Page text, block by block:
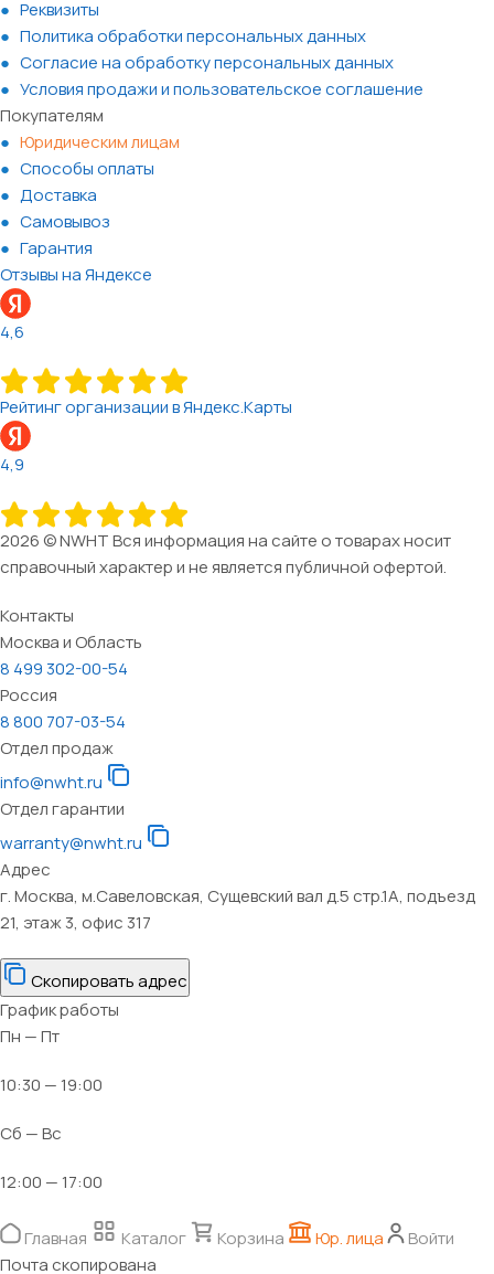
Реквизиты
Политика обработки персональных данных
Согласие на обработку персональных данных
Условия продажи и пользовательское соглашение
Покупателям
Юридическим лицам
Способы оплаты
Доставка
Самовывоз
Гарантия
Отзывы на Яндексе
4,6
Рейтинг организации в Яндекс.Карты
4,9
2026 © NWHT Вся информация на сайте о товарах носит
справочный характер и не является публичной офертой.
Контакты
Москва и Область
8 499 302-00-54
Россия
8 800 707-03-54
Отдел продаж
info@nwht.ru
Отдел гарантии
warranty@nwht.ru
Адрес
г. Москва, м.Савеловская, Сущевский вал д.5 стр.1А, подъезд
21, этаж 3, офис 317
Скопировать адрес
График работы
Пн — Пт
10:30 — 19:00
Сб — Вс
12:00 — 17:00
Главная Каталог Корзина Юр. лица
Войти
Почта скопирована